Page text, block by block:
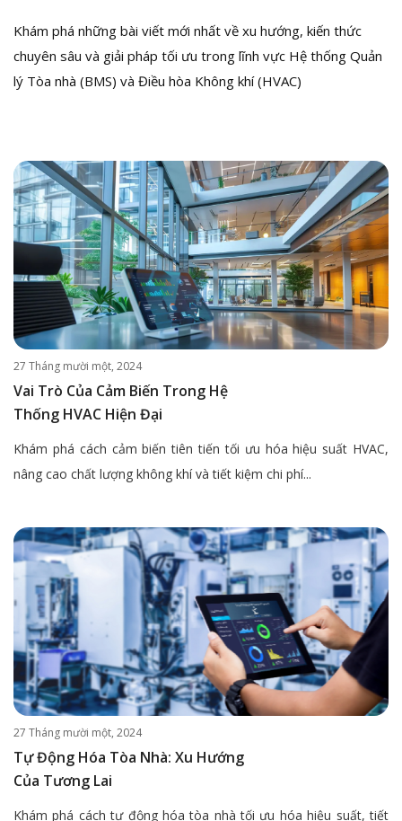
Khám phá những bài viết mới nhất về xu hướng, kiến thức
chuyên sâu và giải pháp tối ưu trong lĩnh vực Hệ thống Quản
lý Tòa nhà (BMS) và Điều hòa Không khí (HVAC)
27 Tháng mười một, 2024
Vai Trò Của Cảm Biến Trong Hệ
Thống HVAC Hiện Đại
Khám phá cách cảm biến tiên tiến tối ưu hóa hiệu suất HVAC,
nâng cao chất lượng không khí và tiết kiệm chi phí...
27 Tháng mười một, 2024
Tự Động Hóa Tòa Nhà: Xu Hướng
Của Tương Lai
Khám phá cách tự động hóa tòa nhà tối ưu hóa hiệu suất, tiết